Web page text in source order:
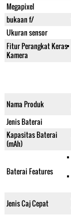
Megapixel
bukaan f/
Ukuran sensor
Fitur Perangkat Keras
Kamera
Nama Produk
Jenis Baterai
Kapasitas Baterai
(mAh)
Baterai Features
Jenis Caj Cepat